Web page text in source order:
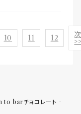
10 11 12
barチョコレート‐